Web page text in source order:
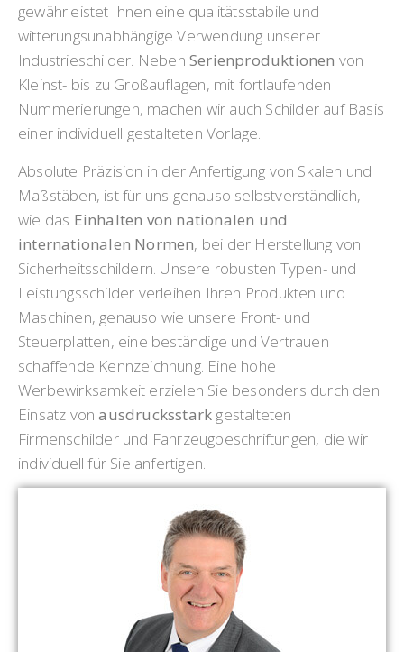
gewährleistet Ihnen eine qualitätsstabile und
witterungsunabhängige Verwendung unserer
Industrieschilder. Neben Serienproduktionen von
Kleinst- bis zu Großauflagen, mit fortlaufenden
Nummerierungen, machen wir auch Schilder auf Basis
einer individuell gestalteten Vorlage.
Absolute Präzision in der Anfertigung von Skalen und
Maßstäben, ist für uns genauso selbstverständlich,
wie das Einhalten von nationalen und
internationalen Normen, bei der Herstellung von
Sicherheitsschildern. Unsere robusten Typen- und
Leistungsschilder verleihen Ihren Produkten und
Maschinen, genauso wie unsere Front- und
Steuerplatten, eine beständige und Vertrauen
schaffende Kennzeichnung. Eine hohe
Werbewirksamkeit erzielen Sie besonders durch den
Einsatz vonausdrucksstark gestalteten
Firmenschilder und Fahrzeugbeschriftungen, die wir
individuell für Sie anfertigen.